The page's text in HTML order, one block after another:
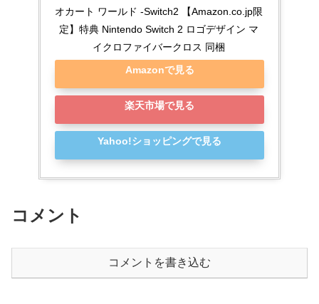
オカート ワールド -Switch2 【Amazon.co.jp限
定】特典 Nintendo Switch 2 ロゴデザイン マ
イクロファイバークロス 同梱
Amazonで見る
楽天市場で見る
Yahoo!ショッピングで見る
コメント
コメントを書き込む